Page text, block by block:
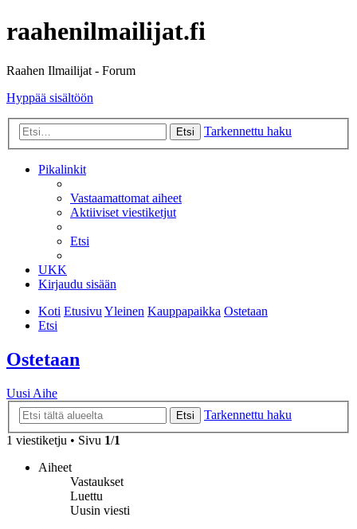
raahenilmailijat.fi
Raahen Ilmailijat - Forum
Hyppää sisältöön
Etsi Tarkennettu haku
Pikalinkit
Vastaamattomat aiheet
Aktiiviset viestiketjut
Etsi
UKK
Kirjaudu sisään
Koti EtusivuYleinen Kauppapaikka Ostetaan
Etsi
Ostetaan
Uusi Aihe
Etsi
Tarkennettu haku
1 viestiketju • Sivu 1/1
Aiheet
Vastaukset
Luettu
Uusin viesti